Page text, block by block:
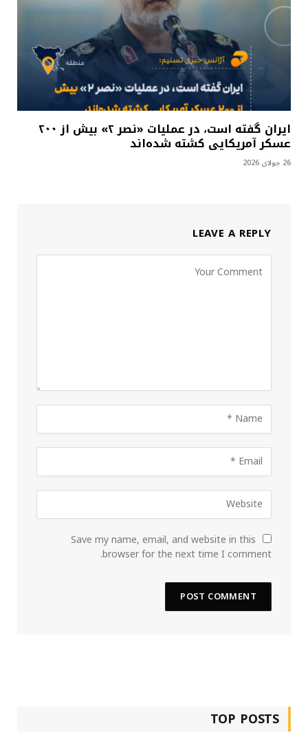
ایران گفته است، در عملیات «نصر ۲» بیش از ۲۰۰
عسکر آمریکایی کشته شده‌اند
26 جولای 2026
LEAVE A REPLY
Save my name, email, and website in this
browser for the next time I comment.
TOP POSTS